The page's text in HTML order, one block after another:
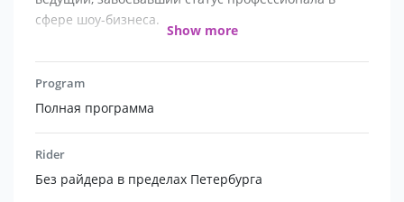
сфере шоу-бизнеса.
Event мероприятия различного формата, стиля и
масштаба, свадьбы, городские праздники,
корпоративные мероприятия, концерты,
sel=-46107388
Show more
Program
Полная программа
Rider
Без райдера в пределах Петербурга